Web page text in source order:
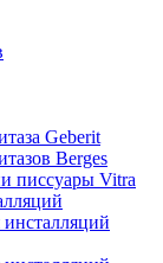
Geberit
Berges
писсуары Vitra